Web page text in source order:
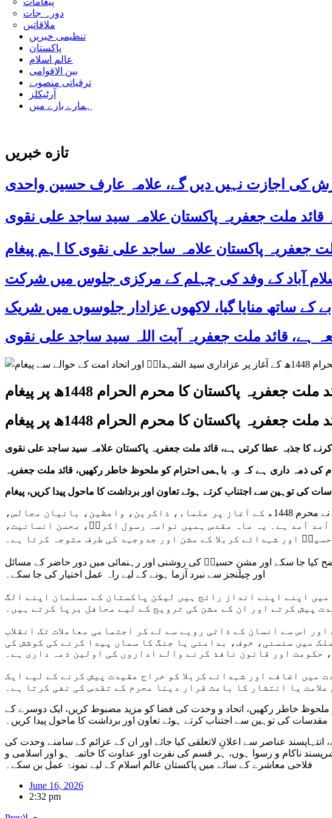
دورہ جات
ملاقاتیں
تنظیمی خبریں
پاکستان
عالم اسلام
بین الاقوامی
ترقیاتی منصوبے
آرٹیکلز
ہمارے بارے میں
تازه خبریں
کی اجازت نہیں دیں گے، علامہ عارف حسین واحدی
ملت جعفریہ پاکستان علامہ سید ساجد علی نقوی
آباد کے وفد کی چہلم کے مرکزی جلوس میں شرکت
ملت جعفریہ پاکستان کا محرم الحرام 1448ھ پر پیغام
ملت جعفریہ پاکستان کا محرم الحرام 1448ھ پر پیغام
کا جذبہ عطا کرتی ہے، قائد ملت جعفریہ پاکستان علامہ سید ساجد علی نقوی
کی ذمہ داری ہے کہ وہ باہمی احترام کو ملحوظ خاطر رکھیں، قائد ملت جعفریہ
کی توہین سے اجتناب کرتے ہوئے تعاون اور برداشت کا ماحول پیدا کریں، پیغام
راولپنڈی / اسلام آباد 15 جون 2026ء (جعفریہ پریس پاکستان ) قائد ملت جعفریہ پاکستان علامہ سید ساجد علی نقوی نے محرم 1448ھ کے آغاز پر علماء، ذاکرین، واعظین، بانیان مجالس،
آمد ہے۔ یہ ماہ مقدس ہمیں نواسہ رسول اکرمؐ، محسن انسانیت،
اور شہدائے کربلا کے مشن اور جدوجہد کی طرف متوجہ کرتا ہے۔
واضح کیا جا سکے اور مشنِ حسینؑ کی روشنی اور رہنمائی میں دور حاضر کے مسائل
اور چیلنجز سے نبرد آزما ہونے کے لیے راہ عمل اختیار کی جا سکے۔
اپنے اپنے انداز رائج ہیں لیکن پاکستان کے مسلمان اپنے الگ
پیش کرتے اور ان کے مشن کی ترویج کے لیے محافل برپا کرتے ہیں۔
اس سے انسان کے ذاتی رویے سے لے کر اجتماعی معاملات تک انقلاب
میں سنسنی، خوف، بدامنی یا جنگ کا سماں پیدا کرنے کی کوشش کی
حکومت اور قانون نافذ کرنے والے اداروں کی اولین ذمہ داری ہے۔
اضافے اور شہدائے کربلا کو خراج عقیدت پیش کرنے کے لیے ایک
یا انتشار کا باعث قرار دینا محرم کے تقدس کی نفی کرتا ہے۔
ملحوظ خاطر رکھیں، اتحاد و وحدت کی فضا کو مزید مضبوط کریں، ایک دوسرے کے
مقدسات کی توہین سے اجتناب کرتے ہوئے تعاون اور برداشت کا ماحول پیدا کریں۔
عناصر سے اعلانِ لاتعلقی کیا جائے اور ان کے عزائم کے سامنے وحدت کی
ناکام و رسوا ہوں، ہر قسم کی نفرت اور عداوت کا خاتمہ ہو اور اسلامی و
فلاحی معاشرے کے سائے میں پاکستان عالم اسلام کے لیے نمونۂ عمل بن سکے۔
June 16, 2026
2:32 pm